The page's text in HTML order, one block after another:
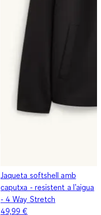
Jaqueta softshell amb
caputxa - resistent a l’aigua
- 4 Way Stretch
49,99 €